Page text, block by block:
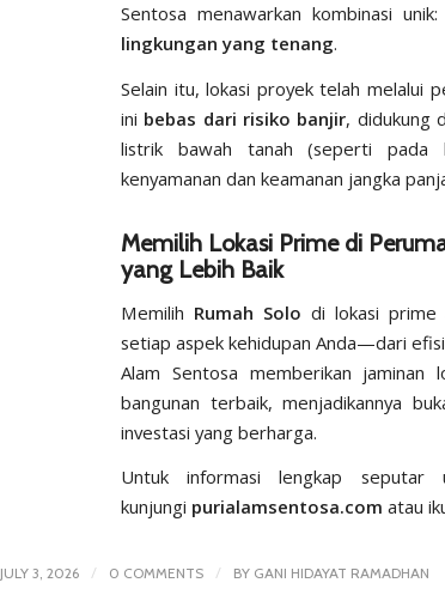
Sentosa menawarkan kombinasi unik:
lingkungan yang tenang.
Selain itu, lokasi proyek telah melalui
ini bebas dari risiko banjir, didukung
listrik bawah tanah (seperti pada
kenyamanan dan keamanan jangka
Memilih Lokasi Prime di
yang Lebih Baik
Memilih Rumah Solo di lokasi prime
setiap aspek kehidupan Anda—dari
Alam Sentosa memberikan jaminan
bangunan terbaik, menjadikannya
investasi yang berharga.
Untuk informasi lengkap seputar
kunjungi purialamsentosa.com atau
JULY 3, 2026 / 0 COMMENTS / BY GANI HIDAYAT RAMADHAN